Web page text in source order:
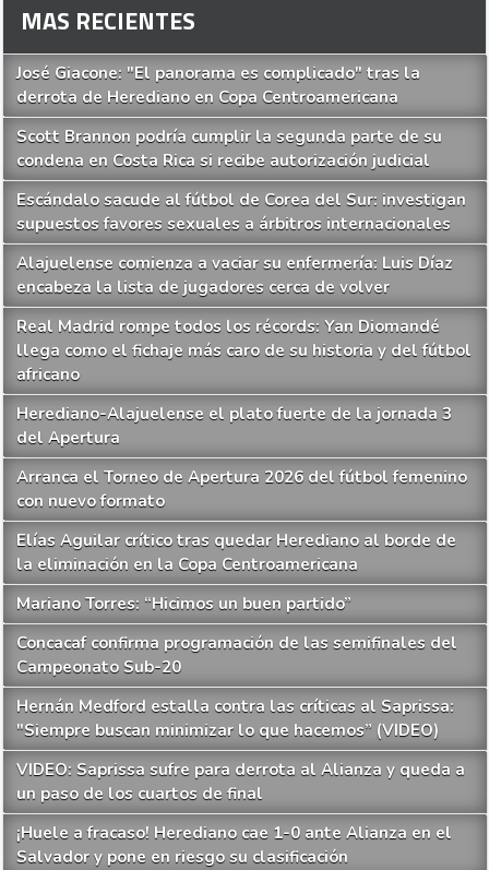
MAS RECIENTES
José Giacone: "El panorama es complicado" tras la
derrota de Herediano en Copa Centroamericana
Scott Brannon podría cumplir la segunda parte de su
condena en Costa Rica si recibe autorización judicial
Escándalo sacude al fútbol de Corea del Sur: investigan
supuestos favores sexuales a árbitros internacionales
Alajuelense comienza a vaciar su enfermería: Luis Díaz
encabeza la lista de jugadores cerca de volver
Real Madrid rompe todos los récords: Yan Diomandé
llega como el fichaje más caro de su historia y del fútbol
africano
Herediano-Alajuelense el plato fuerte de la jornada 3
del Apertura
Arranca el Torneo de Apertura 2026 del fútbol femenino
con nuevo formato
Elías Aguilar crítico tras quedar Herediano al borde de
la eliminación en la Copa Centroamericana
Mariano Torres: “Hicimos un buen partido”
Concacaf confirma programación de las semifinales del
Campeonato Sub-20
Hernán Medford estalla contra las críticas al Saprissa:
"Siempre buscan minimizar lo que hacemos” (VIDEO)
VIDEO: Saprissa sufre para derrota al Alianza y queda a
un paso de los cuartos de final
¡Huele a fracaso! Herediano cae 1-0 ante Alianza en el
Salvador y pone en riesgo su clasificación